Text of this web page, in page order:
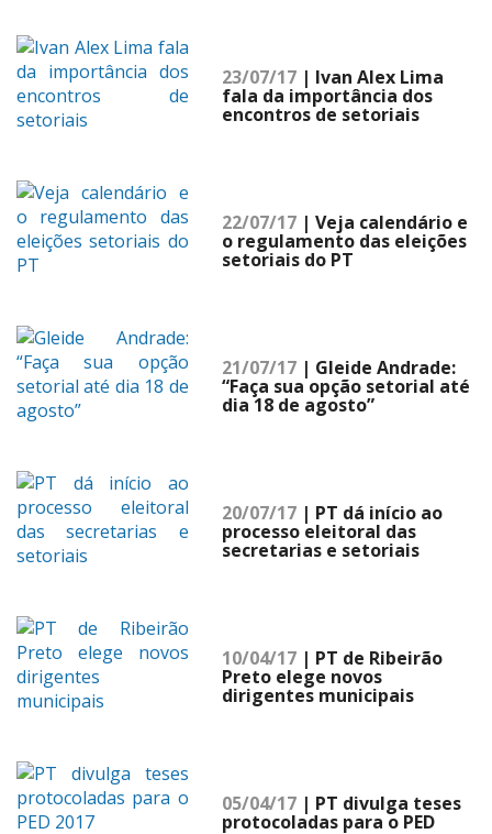
23/07/17 | Ivan Alex Lima
fala da importância dos
encontros de setoriais
22/07/17 | Veja calendário e
o regulamento das eleições
setoriais do PT
21/07/17 | Gleide Andrade:
“Faça sua opção setorial até
dia 18 de agosto”
20/07/17 | PT dá início ao
processo eleitoral das
secretarias e setoriais
10/04/17 | PT de Ribeirão
Preto elege novos
dirigentes municipais
05/04/17 | PT divulga teses
protocoladas para o PED